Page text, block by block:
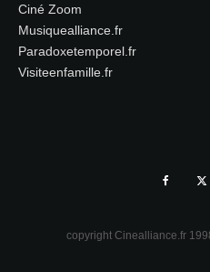
Ciné Zoom
Musiquealliance.fr
Paradoxetemporel.fr
Visiteenfamille.fr
copyright Cinealliance.fr